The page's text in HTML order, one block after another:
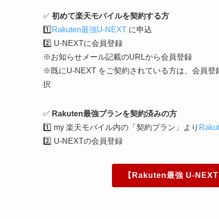
楽天市場でポイント毎日5倍（要エントリー）
海外90以上の国と地域で使える＆毎月2GB無
「Rakuten最強 U-NEXT」申込方法